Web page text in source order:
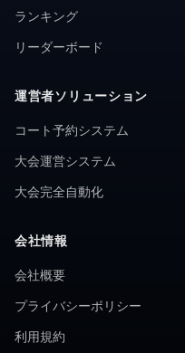
ランキング
リーダーボード
運営者ソリューション
コート予約システム
大会運営システム
大会完全自動化
会社情報
会社概要
プライバシーポリシー
利用規約